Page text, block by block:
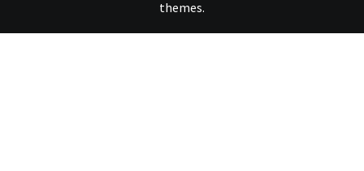
themes.